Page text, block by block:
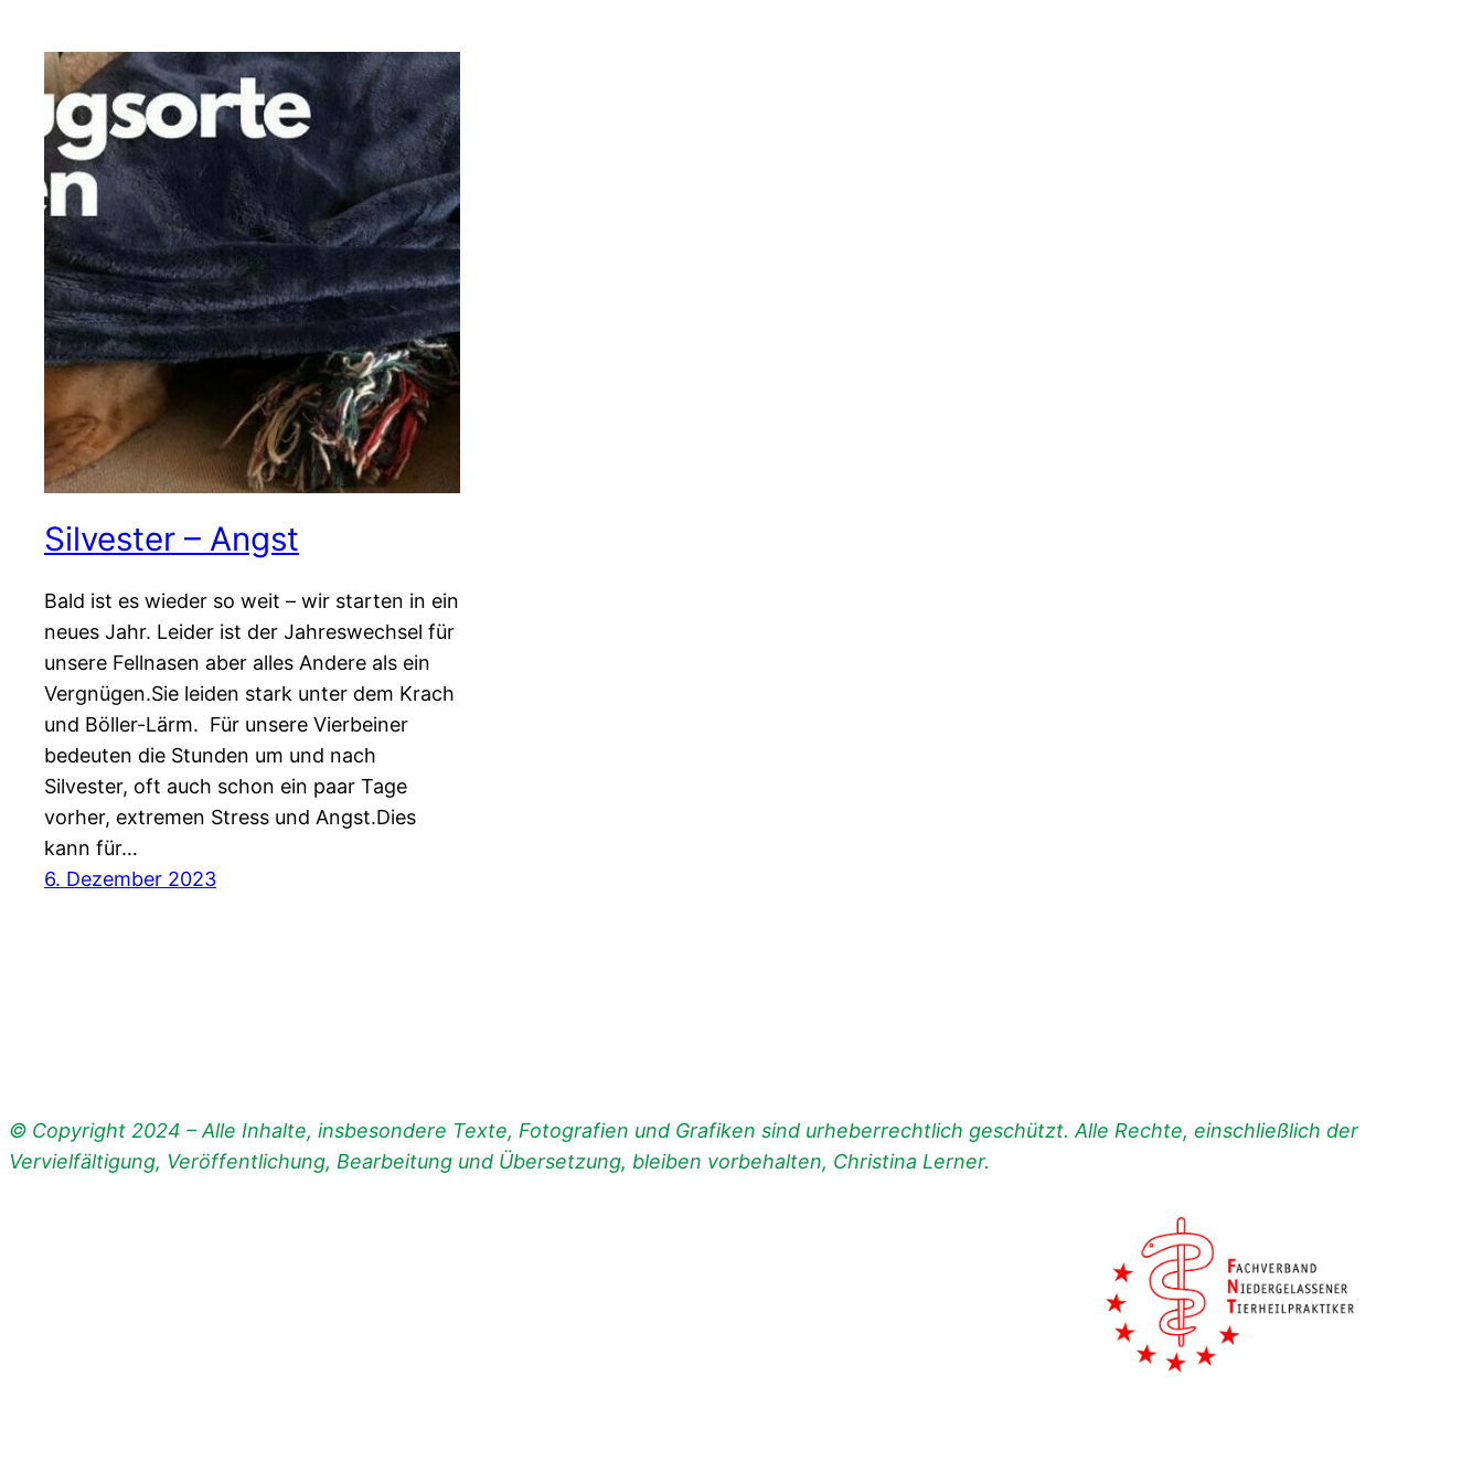
Silvester – Angst
Bald ist es wieder so weit – wir starten in ein
neues Jahr. Leider ist der Jahreswechsel für
unsere Fellnasen aber alles Andere als ein
Vergnügen.Sie leiden stark unter dem Krach
und Böller-Lärm. Für unsere Vierbeiner
bedeuten die Stunden um und nach
Silvester, oft auch schon ein paar Tage
vorher, extremen Stress und Angst.Dies
kann für…
6. Dezember 2023
© Copyright 2024 – Alle Inhalte, insbesondere Texte, Fotografien und Grafiken sind urheberrechtlich geschützt. Alle Rechte, einschließlich der
Vervielfältigung, Veröffentlichung, Bearbeitung und Übersetzung, bleiben vorbehalten, Christina Lerner.